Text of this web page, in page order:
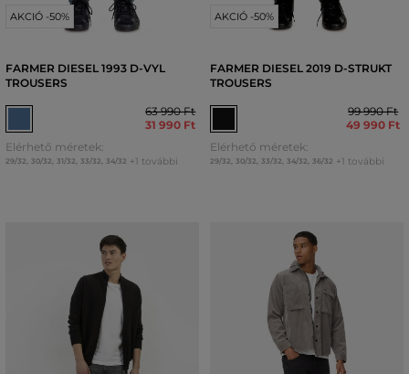
AKCIÓ -50%
FARMER DIESEL 1993 D-VYL
TROUSERS
63 990 Ft
31 990 Ft
Elérhető méretek:
29/32, 30/32, 31/32, 33/32, 34/32 +1 további
AKCIÓ -50%
FARMER DIESEL 2019 D-STRUKT
TROUSERS
99 990 Ft
49 990 Ft
Elérhető méretek:
29/32, 30/32, 33/32, 34/32, 36/32 +1 további